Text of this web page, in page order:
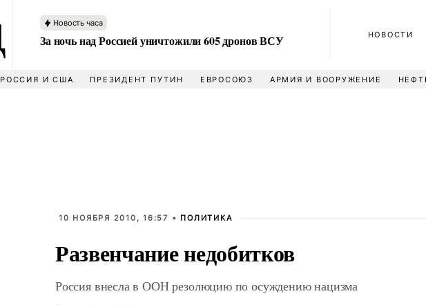
Новость часа
За ночь над Россией уничтожили 605 дронов ВСУ НОВОСТИ
РОССИЯ И США ПРЕЗИДЕНТ ПУТИН ЕВРОСОЮЗ АРМИЯ И ВООРУЖЕНИЕ
10 НОЯБРЯ 2010, 16:57 • ПОЛИТИКА
Развенчание недобитков
Россия внесла в ООН резолюцию по осуждению нацизма